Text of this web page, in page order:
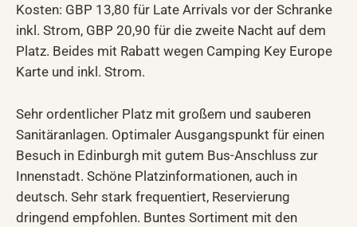
Kosten: GBP 13,80 für Late Arrivals vor der Schranke
inkl. Strom, GBP 20,90 für die zweite Nacht auf dem
Platz. Beides mit Rabatt wegen Camping Key Europe
Karte und inkl. Strom.
Sehr ordentlicher Platz mit großem und sauberen
Sanitäranlagen. Optimaler Ausgangspunkt für einen
Besuch in Edinburgh mit gutem Bus-Anschluss zur
Innenstadt. Schöne Platzinformationen, auch in
deutsch. Sehr stark frequentiert, Reservierung
dringend empfohlen. Buntes Sortiment mit den